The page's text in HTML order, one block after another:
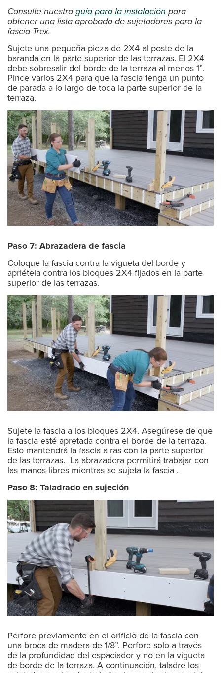
Consulte nuestraguía para la instalación para
obtener una lista aprobada de sujetadores para la
fascia Trex.
Sujete una pequeña pieza de 2X4 al poste de la
baranda en la parte superior de las terrazas. El 2X4
debe sobresalir del borde de la terraza al menos 1”.
Pince varios 2X4 para que la fascia tenga un punto
de parada a lo largo de toda la parte superior de la
terraza.
Paso 7: Abrazadera de fascia
Coloque la fascia contra la vigueta del borde y
apriétela contra los bloques 2X4 fijados en la parte
superior de las terrazas.
Sujete la fascia a los bloques 2X4. Asegúrese de que
la fascia esté apretada contra el borde de la terraza.
Esto mantendrá la fascia a ras con la parte superior
de las terrazas. La abrazadera permitirá trabajar con
las manos libres mientras se sujeta la fascia .
Paso 8: Taladrado en sujeción
Perfore previamente en el orificio de la fascia con
una broca de madera de 1/8”. Perfore solo a través
de la profundidad del espaciador y no en la vigueta
de borde de la terraza. A continuación, taladre los